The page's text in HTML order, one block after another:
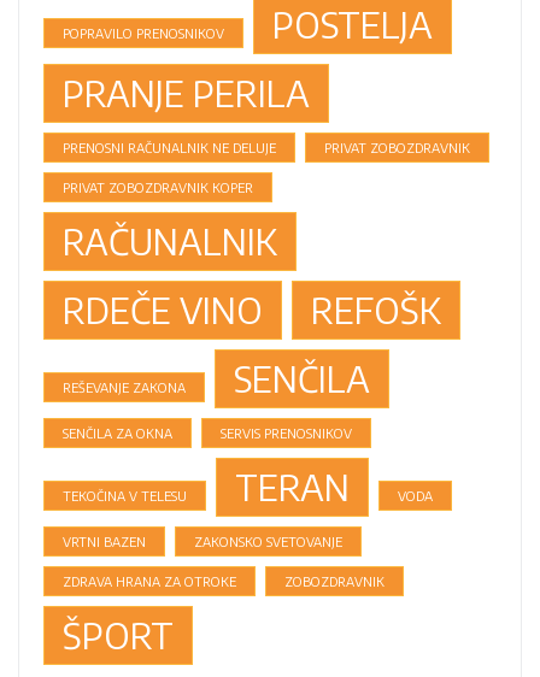
POPRAVILO PRENOSNIKOV
POSTELJA
PRANJE PERILA
PRENOSNI RAČUNALNIK NE DELUJE PRIVAT ZOBOZDRAVNIK
PRIVAT ZOBOZDRAVNIK KOPER
RAČUNALNIK
RDEČE VINO
REFOŠK
REŠEVANJE ZAKONA SENČILA
SENČILA ZA OKNA SERVIS PRENOSNIKOV
TEKOČINA V TELESU TERAN VODA
VRTNI BAZEN ZAKONSKO SVETOVANJE
ZDRAVA HRANA ZA OTROKE ZOBOZDRAVNIK
ŠPORT